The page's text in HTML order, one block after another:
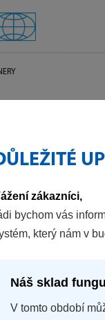
zákazníci,
bychom vás
který nám v
Náš sklad
V tomto období